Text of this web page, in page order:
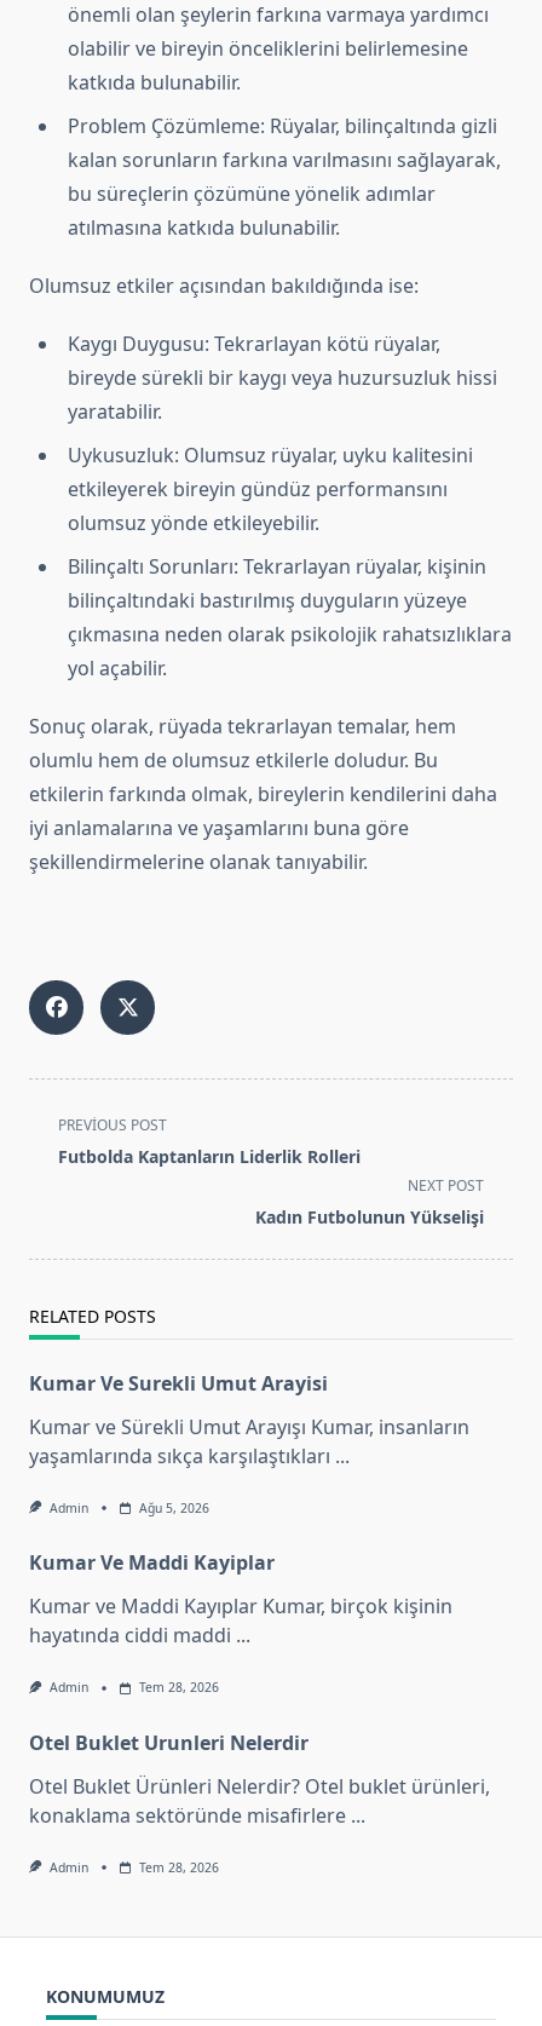
önemli olan şeylerin farkına varmaya yardımcı
olabilir ve bireyin önceliklerini belirlemesine
katkıda bulunabilir.
Problem Çözümleme: Rüyalar, bilinçaltında gizli
kalan sorunların farkına varılmasını sağlayarak,
bu süreçlerin çözümüne yönelik adımlar
atılmasına katkıda bulunabilir.
Olumsuz etkiler açısından bakıldığında ise:
Kaygı Duygusu: Tekrarlayan kötü rüyalar,
bireyde sürekli bir kaygı veya huzursuzluk hissi
yaratabilir.
Uykusuzluk: Olumsuz rüyalar, uyku kalitesini
etkileyerek bireyin gündüz performansını
olumsuz yönde etkileyebilir.
Bilinçaltı Sorunları: Tekrarlayan rüyalar, kişinin
bilinçaltındaki bastırılmış duyguların yüzeye
çıkmasına neden olarak psikolojik rahatsızlıklara
yol açabilir.
Sonuç olarak, rüyada tekrarlayan temalar, hem
olumlu hem de olumsuz etkilerle doludur. Bu
etkilerin farkında olmak, bireylerin kendilerini daha
iyi anlamalarına ve yaşamlarını buna göre
şekillendirmelerine olanak tanıyabilir.
<span
class="nav-
text">Page</span>
PREVIOUS POST
Futbolda Kaptanların Liderlik Rolleri
NEXT POST
Kadın Futbolunun Yükselişi
RELATED POSTS
Kumar Ve Surekli Umut Arayisi
Kumar ve Sürekli Umut Arayışı Kumar, insanların
yaşamlarında sıkça karşılaştıkları ...
Admin Ağu 5, 2026
Kumar Ve Maddi Kayiplar
Kumar ve Maddi Kayıplar Kumar, birçok kişinin
hayatında ciddi maddi ...
Admin Tem 28, 2026
Otel Buklet Urunleri Nelerdir
Otel Buklet Ürünleri Nelerdir? Otel buklet ürünleri,
konaklama sektöründe misafirlere ...
Admin Tem 28, 2026
KONUMUMUZ